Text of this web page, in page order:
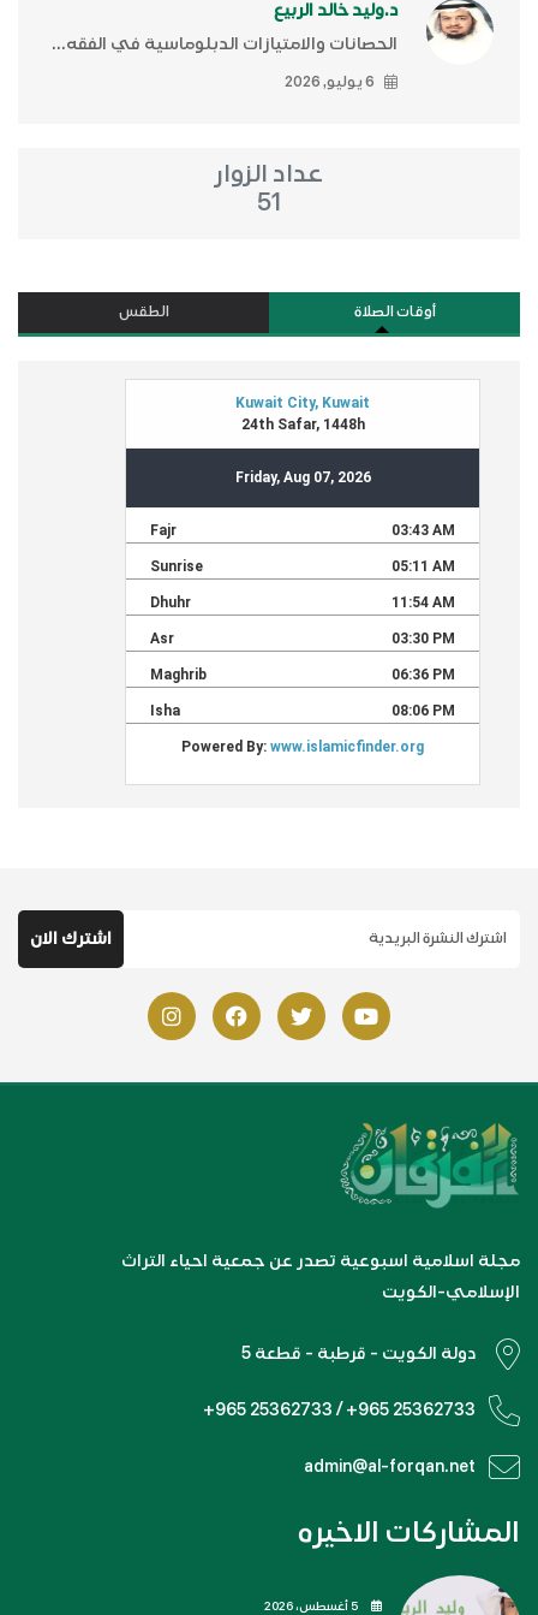
د.وليد خالد الربيع
الحصانات والامتيازات الدبلوماسية في الفقه...
6 يوليو, 2026
عداد الزوار
51
أوقات الصلاة الطقس
مجلة اسلامية اسبوعية تصدر عن جمعية احياء التراث
الإسلامي-الكويت
دولة الكويت - قرطبة - قطعة 5
+965 25362733 / +965 25362733
admin@al-forqan.net
المشاركات الاخيره